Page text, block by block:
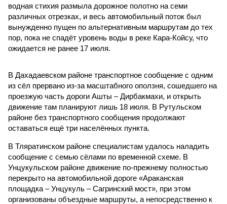
водная стихия размыла дорожное полотно на семи
различных отрезках, и весь автомобильный поток был
вынужденно пущен по альтернативным маршрутам до тех
пор, пока не спадёт уровень воды в реке Кара-Койсу, что
ожидается не ранее 17 июля.
В Дахадаевском районе транспортное сообщение с одним
из сёл прервано из-за масштабного оползня, сошедшего на
проезжую часть дороги Ашты – Дирбакмахи, и открыть
движение там планируют лишь 18 июля. В Рутульском
районе без транспортного сообщения продолжают
оставаться ещё три населённых пункта.
В Тляратинском районе специалистам удалось наладить
сообщение с семью сёлами по временной схеме. В
Унцукульском районе движение по-прежнему полностью
перекрыто на автомобильной дороге «Араканская
площадка – Унцукуль – Сагринский мост», при этом
организованы объездные маршруты, а непосредственно к